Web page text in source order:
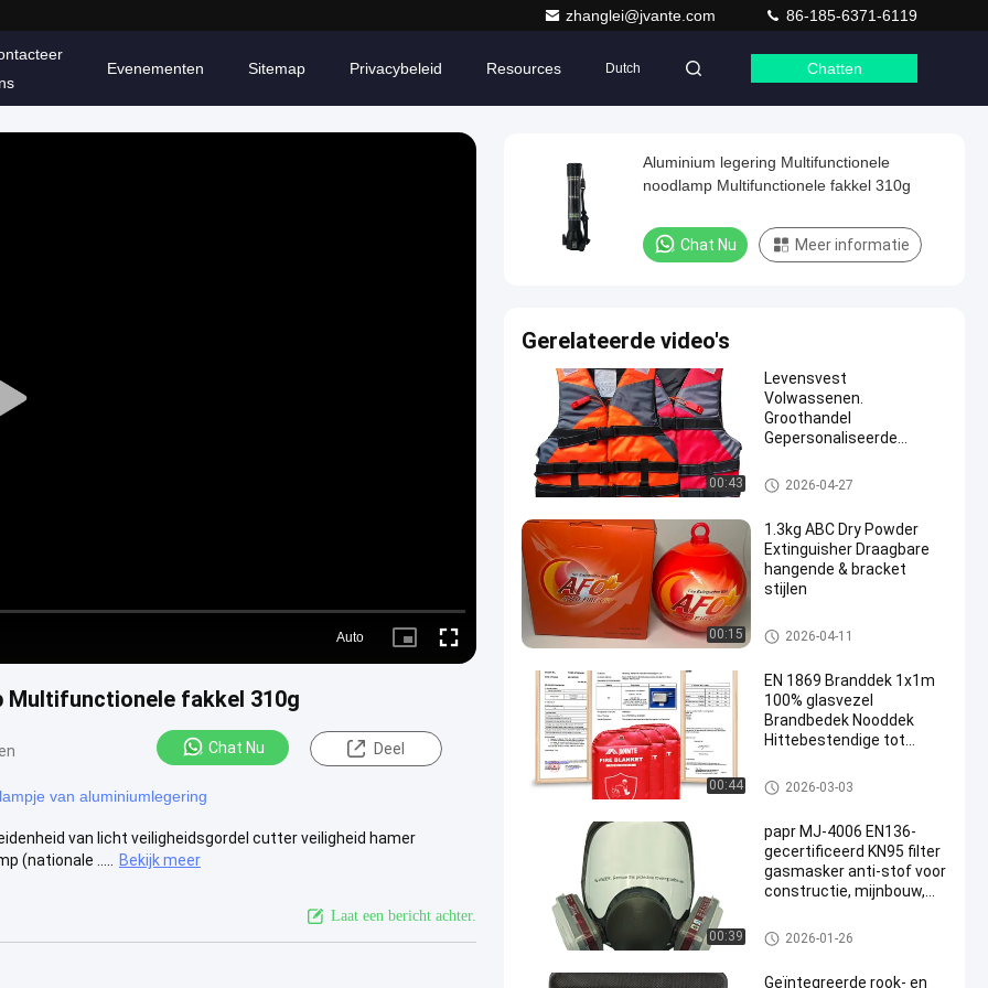
zhanglei@jvante.com 86-185-6371-6119
Evenementen Sitemap Privacybeleid Resources Dutch Chatten
Play
Auto
Picture- Fullscreen
Multifunctionele fakkel 310g
Chat Nu Deel
van aluminiumlegering
van licht veiligheidsgordel cutter veiligheid hamer
(nationale .....
Bekijk meer
Laat een bericht achter.
Aluminium legering Multifunctionele
noodlamp Multifunctionele fakkel 310g
Chat Nu Meer informatie
Gerelateerde video's
00:43
Levensvest
Volwassenen.
Groothandel
Gepersonaliseerde
kleuren Levensvest
betaalbaar en praktisch
De Producten van de het leven
sbesparing
2026-04-27
00:15
1.3kg ABC Dry Powder
Extinguisher Draagbare
hangende & bracket
stijlen
Brandblussers voor auto's
2026-04-11
00:44
EN 1869 Branddek 1x1m
100% glasvezel
Brandbedek Nooddek
Hittebestendige tot
Werkplaats Veiligheid Met
opslagzak
Brandblussende deken
2026-03-03
00:39
papr MJ-4006 EN136-
gecertificeerd KN95 filter
gasmasker anti-stof voor
constructie, mijnbouw,
Gasrespiratormasker
2026-01-26
Geïntegreerde rook- en